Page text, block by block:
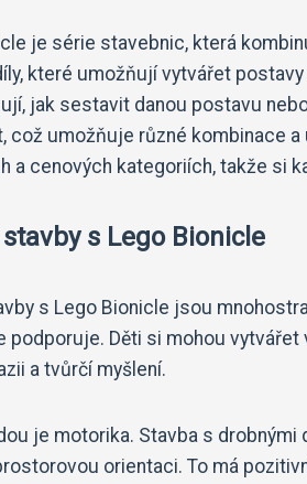
je série stavebnic, která
které umožňují vytvářet
jak sestavit danou postavu
což umožňuje různé kombinace
a cenových kategoriích, takže si
s Lego Bionicle
s Lego Bionicle jsou
podporuje. Děti si mohou vytvářet
a tvůrčí myšlení.
je motorika. Stavba s
orientaci. To má